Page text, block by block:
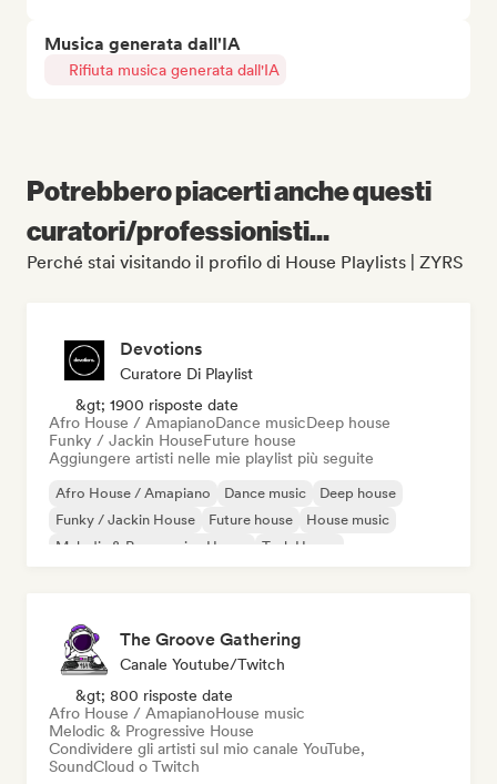
Musica generata dall'IA
Rifiuta musica generata dall'IA
Potrebbero piacerti anche questi
curatori/professionisti...
Perché stai visitando il profilo di House Playlists | ZYRS
Devotions
Curatore Di Playlist
&gt; 1900 risposte date
Afro House / AmapianoDance musicDeep house
Funky / Jackin HouseFuture house
Aggiungere artisti nelle mie playlist più seguite
Afro House / Amapiano Dance music
Deep house
Funky / Jackin House
Future house
House music
Melodic & Progressive House
Tech House
The Groove Gathering
Canale Youtube/Twitch
&gt; 800 risposte date
Afro House / AmapianoHouse music
Melodic & Progressive House
Condividere gli artisti sul mio canale YouTube,
SoundCloud o Twitch